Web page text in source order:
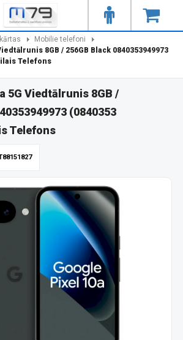
Mobilie telefoni
8GB / 256GB Black 0840353949973
Telefons
5G Viedtālrunis 8GB /
(0840353
Telefons